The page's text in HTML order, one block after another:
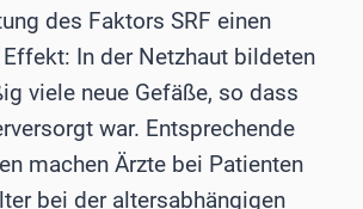
des Faktors SRF einen
In der Netzhaut bildeten
viele neue Gefäße, so dass
war. Entsprechende
machen Ärzte bei Patienten
bei der altersabhängigen